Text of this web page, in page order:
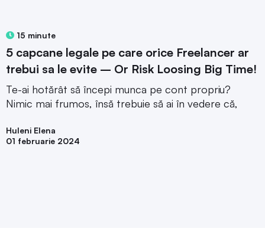
15 minute
5 capcane legale pe care orice Freelancer ar
trebui sa le evite – Or Risk Loosing Big Time!
Te-ai hotărât să începi munca pe cont propriu?
Nimic mai frumos, însă trebuie să ai în vedere că,
Huleni Elena
01 februarie 2024